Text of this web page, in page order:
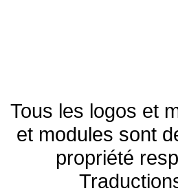
Tous les logos et
et modules sont
propriété